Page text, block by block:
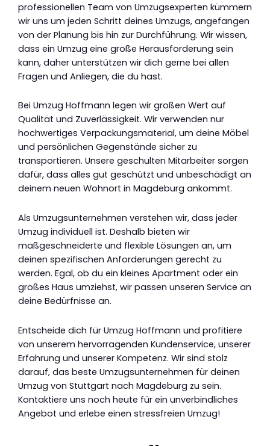
professionellen Team von Umzugsexperten kümmern
wir uns um jeden Schritt deines Umzugs, angefangen
von der Planung bis hin zur Durchführung. Wir wissen,
dass ein Umzug eine große Herausforderung sein
kann, daher unterstützen wir dich gerne bei allen
Fragen und Anliegen, die du hast.
Bei Umzug Hoffmann legen wir großen Wert auf
Qualität und Zuverlässigkeit. Wir verwenden nur
hochwertiges Verpackungsmaterial, um deine Möbel
und persönlichen Gegenstände sicher zu
transportieren. Unsere geschulten Mitarbeiter sorgen
dafür, dass alles gut geschützt und unbeschädigt an
deinem neuen Wohnort in Magdeburg ankommt.
Als Umzugsunternehmen verstehen wir, dass jeder
Umzug individuell ist. Deshalb bieten wir
maßgeschneiderte und flexible Lösungen an, um
deinen spezifischen Anforderungen gerecht zu
werden. Egal, ob du ein kleines Apartment oder ein
großes Haus umziehst, wir passen unseren Service an
deine Bedürfnisse an.
Entscheide dich für Umzug Hoffmann und profitiere
von unserem hervorragenden Kundenservice, unserer
Erfahrung und unserer Kompetenz. Wir sind stolz
darauf, das beste Umzugsunternehmen für deinen
Umzug von Stuttgart nach Magdeburg zu sein.
Kontaktiere uns noch heute für ein unverbindliches
Angebot und erlebe einen stressfreien Umzug!